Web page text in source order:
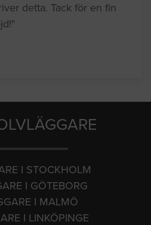
detta. Tack för en fin
I STOCKHOLM
I GÖTEBORG
I MALMÖ
I LINKÖPINGE